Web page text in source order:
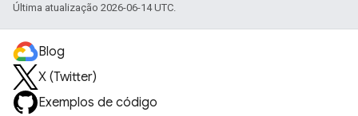
Última atualização 2026-06-14 UTC.
Blog
X (Twitter)
Exemplos de código